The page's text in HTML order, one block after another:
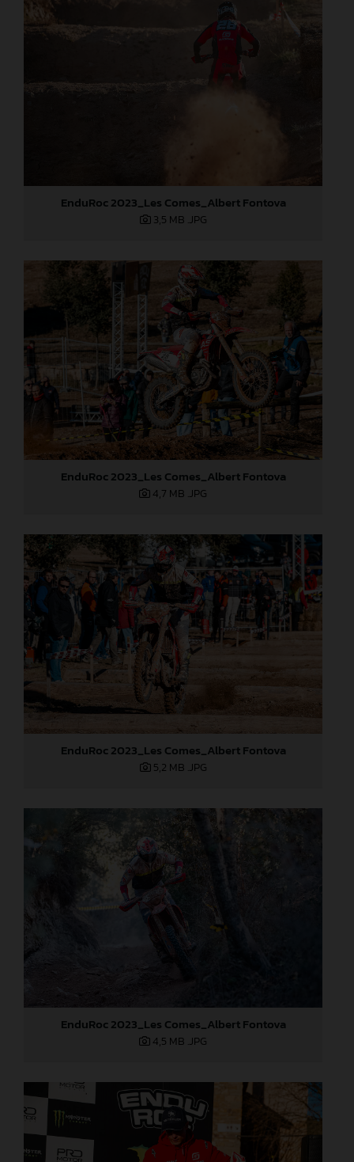
EnduRoc 2023_Les Comes_Albert Fontova
3,5 MB .JPG
EnduRoc 2023_Les Comes_Albert Fontova
4,7 MB .JPG
EnduRoc 2023_Les Comes_Albert Fontova
5,2 MB .JPG
EnduRoc 2023_Les Comes_Albert Fontova
4,5 MB .JPG